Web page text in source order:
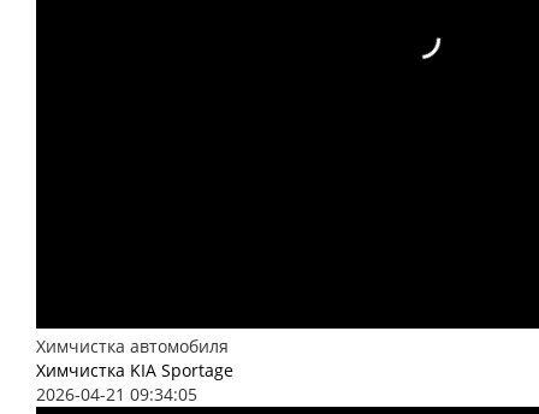
Химчистка автомобиля
Химчистка KIA Sportage
2026-04-21 09:34:05